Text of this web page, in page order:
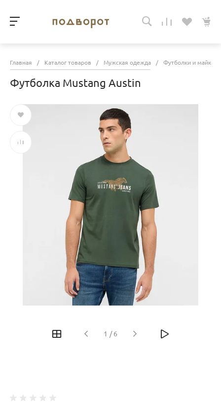
Главная / Каталог товаров / Мужская одежда / Футболки и майки
Футболка Mustang Austin
1 / 6